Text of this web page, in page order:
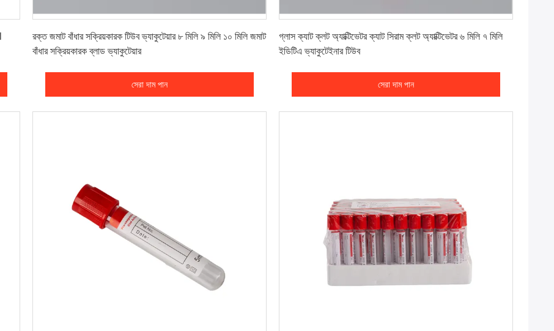
রক্ত জমাট বাঁধার সক্রিয়কারক টিউব ভ্যাকুটেয়ার ৮ মিলি ৯ মিলি ১০ মিলি জমাট
বাঁধার সক্রিয়কারক ব্লাড ভ্যাকুটেয়ার
সেরা দাম পান
গ্লাস ক্যাট ক্লট অ্যাক্টিভেটর ক্যাট সিরাম ক্লট অ্যাক্টিভেটর ৬ মিলি ৭ মিলি
ইডিটিএ ভ্যাকুটেইনার টিউব
সেরা দাম পান